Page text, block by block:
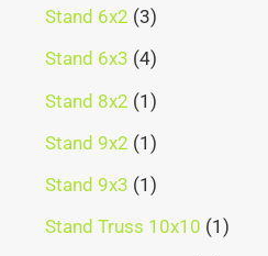
Stand 6x2 3
Stand 6x3 4
Stand 8x2 1
Stand 9x2 1
Stand 9x3 1
Stand Truss 10x10 1